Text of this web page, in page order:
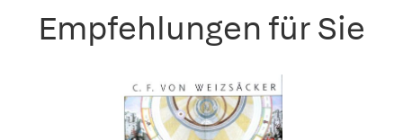
Empfehlungen für Sie